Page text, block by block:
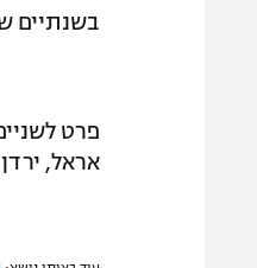
בשנתיים
פרט
אראל,